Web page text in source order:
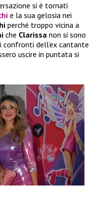
si è tornati
e la sua gelosia nei
perché troppo vicina a
che Clarissa non si sono
confronti dell’ex cantante
uscire in puntata si